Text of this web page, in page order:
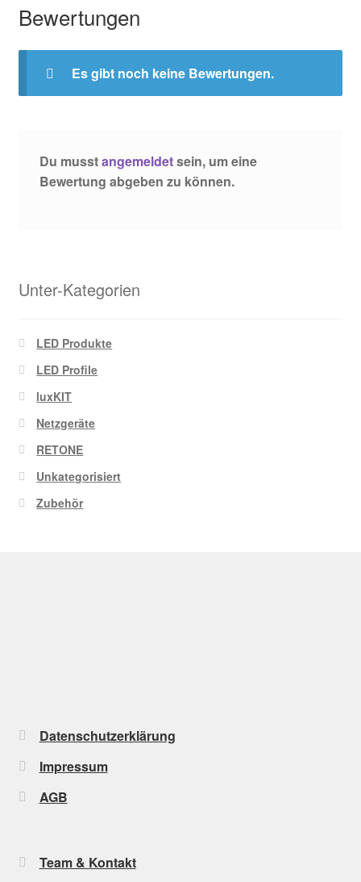
Bewertungen
Es gibt noch keine Bewertungen.
Du musstangemeldetsein, um eine
Bewertung abgeben zu können.
Unter-Kategorien
LED Produkte
LED Profile
luxKIT
Netzgeräte
RETONE
Unkategorisiert
Zubehör
Datenschutzerklärung
Impressum
AGB
Team & Kontakt